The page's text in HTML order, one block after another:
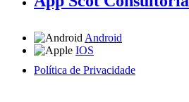
Android
IOS
Política de Privacidade